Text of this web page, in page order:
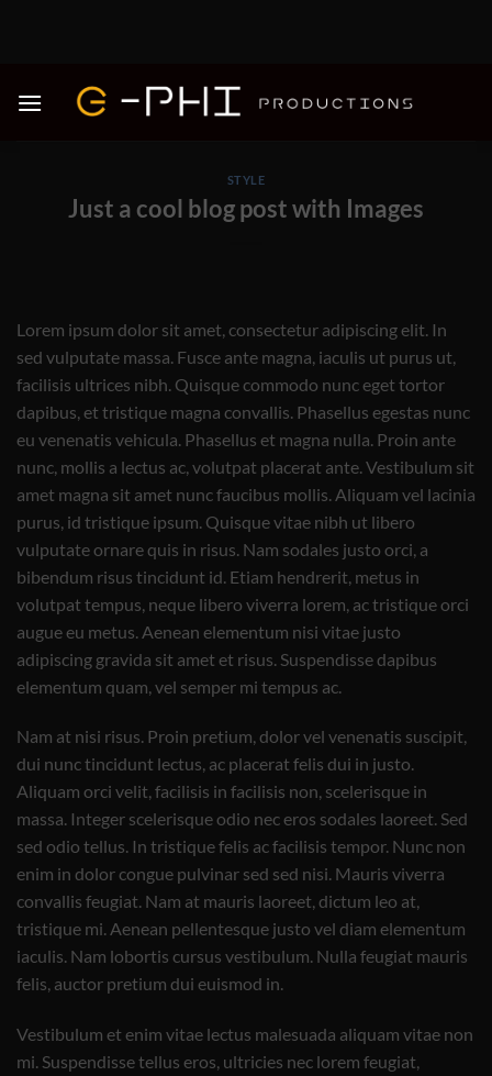
STYLE
Just a cool blog post with Images
Lorem ipsum dolor sit amet, consectetur adipiscing elit. In
sed vulputate massa. Fusce ante magna, iaculis ut purus ut,
facilisis ultrices nibh. Quisque commodo nunc eget tortor
dapibus, et tristique magna convallis. Phasellus egestas nunc
eu venenatis vehicula. Phasellus et magna nulla. Proin ante
nunc, mollis a lectus ac, volutpat placerat ante. Vestibulum sit
amet magna sit amet nunc faucibus mollis. Aliquam vel lacinia
purus, id tristique ipsum. Quisque vitae nibh ut libero
vulputate ornare quis in risus. Nam sodales justo orci, a
bibendum risus tincidunt id. Etiam hendrerit, metus in
volutpat tempus, neque libero viverra lorem, ac tristique orci
augue eu metus. Aenean elementum nisi vitae justo
adipiscing gravida sit amet et risus. Suspendisse dapibus
elementum quam, vel semper mi tempus ac.
Nam at nisi risus. Proin pretium, dolor vel venenatis suscipit,
dui nunc tincidunt lectus, ac placerat felis dui in justo.
Aliquam orci velit, facilisis in facilisis non, scelerisque in
massa. Integer scelerisque odio nec eros sodales laoreet. Sed
sed odio tellus. In tristique felis ac facilisis tempor. Nunc non
enim in dolor congue pulvinar sed sed nisi. Mauris viverra
convallis feugiat. Nam at mauris laoreet, dictum leo at,
tristique mi. Aenean pellentesque justo vel diam elementum
iaculis. Nam lobortis cursus vestibulum. Nulla feugiat mauris
felis, auctor pretium dui euismod in.
Vestibulum et enim vitae lectus malesuada aliquam vitae non
mi. Suspendisse tellus eros, ultricies nec lorem feugiat,